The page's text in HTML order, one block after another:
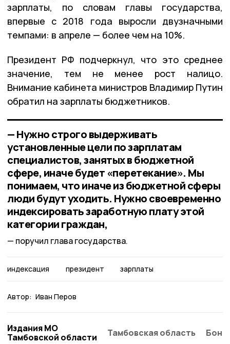
зарплаты, по словам главы государства,
впервые с 2018 года выросли двузначными
темпами: в апреле — более чем на 10%.
Президент РФ подчеркнул, что это среднее
значение, тем не менее рост налицо.
Внимание кабинета министров Владимир Путин
обратил на зарплаты бюджетников.
— Нужно строго выдерживать
установленные цели по зарплатам
специалистов, занятых в бюджетной
сфере, иначе будет «перетекание». Мы
понимаем, что иначе из бюджетной сферы
люди будут уходить. Нужно своевременно
индексировать заработную плату этой
категории граждан,
поручил глава государства.
индексация президент зарплаты
Автор: Иван Перов
Издания МО
Тамбовской области
Тамбовская область